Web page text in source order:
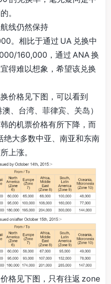
。
线仍然保持
。相比于通过 UA 兑换中
160,000，通过 ANA 换
得难以想象，希望该兑换
价格见下图，可以看到
、台湾、菲律宾、关岛）
的机票价格有所下降，而
大多数中亚、南亚和东南
上涨。
格见下图，只有往返 zone